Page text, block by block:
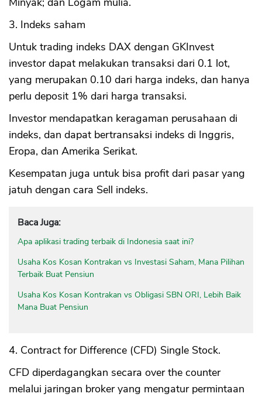
3. Indeks saham
Untuk trading indeks DAX dengan GKInvest
investor dapat melakukan transaksi dari 0.1 lot,
yang merupakan 0.10 dari harga indeks, dan hanya
perlu deposit 1% dari harga transaksi.
Investor mendapatkan keragaman perusahaan di
indeks, dan dapat bertransaksi indeks di Inggris,
Eropa, dan Amerika Serikat.
Kesempatan juga untuk bisa profit dari pasar yang
jatuh dengan cara Sell indeks.
Baca Juga:
Apa aplikasi trading terbaik di Indonesia saat ini?
Usaha Kos Kosan Kontrakan vs Investasi Saham, Mana Pilihan
Terbaik Buat Pensiun
Usaha Kos Kosan Kontrakan vs Obligasi SBN ORI, Lebih Baik
Mana Buat Pensiun
4. Contract for Difference (CFD) Single Stock.
CFD diperdagangkan secara over the counter
melalui jaringan broker yang mengatur permintaan